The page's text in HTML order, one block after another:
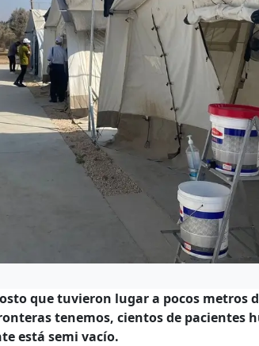
que tuvieron lugar a pocos metros
tenemos, cientos de pacientes
está semi vacío.